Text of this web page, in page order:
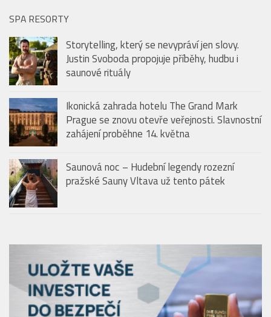
SPA RESORTY
Storytelling, který se nevypráví jen slovy.
Justin Svoboda propojuje příběhy, hudbu i
saunové rituály
Ikonická zahrada hotelu The Grand Mark
Prague se znovu otevře veřejnosti. Slavnostní
zahájení proběhne 14. května
Saunová noc – Hudební legendy rozezní
pražské Sauny Vltava už tento pátek